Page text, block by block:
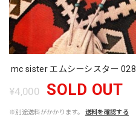
mc sister エムシーシスター 028
¥4,000 SOLD OUT
※別途送料がかかります。 送料を確認する